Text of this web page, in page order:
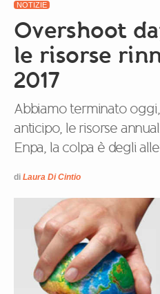
NOTIZIE
Overshoot
le risorse
2017
Abbiamo terminato
anticipo, le risorse
Enpa, la colpa è degli
di Laura Di Cintio